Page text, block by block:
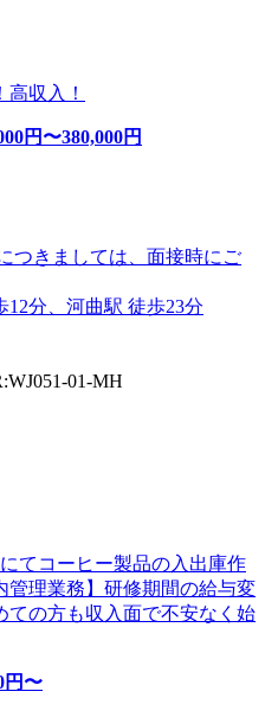
収入！
円〜380,000円
つきましては、面接時にご
分、河曲駅 徒歩23分
01-MH
てコーヒー製品の入出庫作
管理業務】研修期間の給与変
の方も収入面で不安なく始
円〜